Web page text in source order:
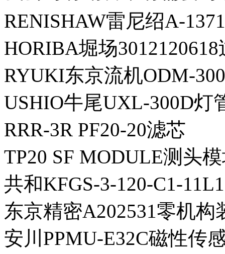
RENISHAW雷尼绍A-
HORIBA堀场
RYUKI东京流机ODM-
USHIO牛尾UXL-300D灯
RRR-3R PF20-20滤芯
TP20 SF MODULE测头
共和KFGS-3-120-C1-
东京精密A202531零机构
安川PPMU-E32C磁性传